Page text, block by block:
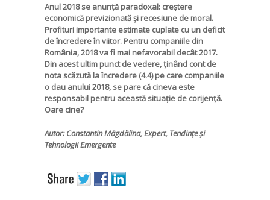
Anul 2018 se anunță paradoxal: creștere
economică previzionată și recesiune de moral.
Profituri importante estimate cuplate cu un deficit
de încredere în viitor. Pentru companiile din
România, 2018 va fi mai nefavorabil decât 2017.
Din acest ultim punct de vedere, ținând cont de
nota scăzută la încredere (4.4) pe care companiile
o dau anului 2018, se pare că cineva este
responsabil pentru această situație de corijență.
Oare cine?
Autor: Constantin Măgdălina, Expert, Tendințe și
Tehnologii Emergente